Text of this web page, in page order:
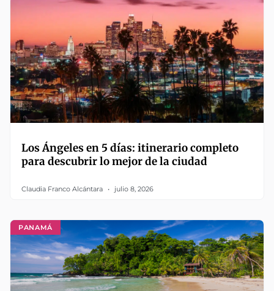
Los Ángeles en 5 días: itinerario completo
para descubrir lo mejor de la ciudad
Claudia Franco Alcántara julio 8, 2026
PANAMÁ